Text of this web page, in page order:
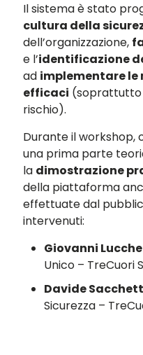
Il sistema è stato
cultura della
dell’organizzazione,
e l’identificazione
ad implementare le
efficaci (soprattutto
rischio).
Durante il workshop,
una prima parte
la dimostrazione
della piattaforma
effettuate dal
intervenuti:
Giovanni
Unico – TreCuori
Davide
Sicurezza –